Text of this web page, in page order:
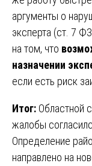
аргументы о
эксперта (ст. 7
на том, что
назначении
если есть риск
Итог: Областной
жалобы
Определение
направлено на